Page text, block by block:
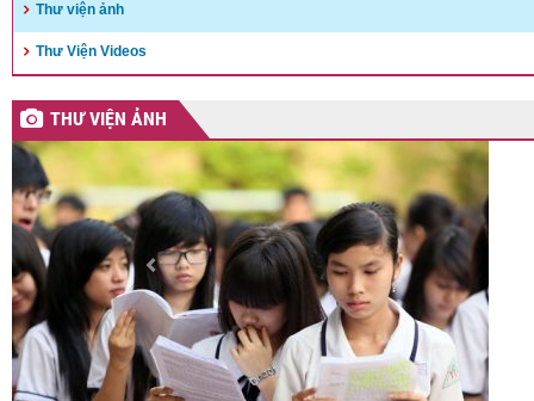
Thư viện ảnh
Thư Viện Videos
THƯ VIỆN ẢNH